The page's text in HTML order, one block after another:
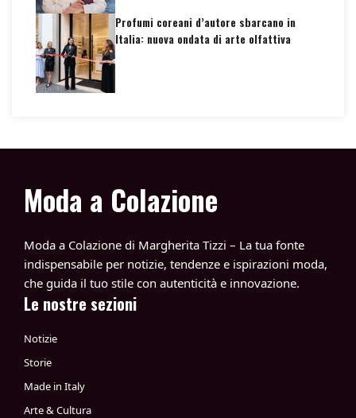
Profumi coreani d’autore sbarcano in
Italia: nuova ondata di arte olfattiva
Moda a Colazione
Moda a Colazione di Margherita Tizzi – La tua fonte
indispensabile per notizie, tendenze e ispirazioni moda,
che guida il tuo stile con autenticità e innovazione.
Le nostre sezioni
Notizie
Storie
Made in Italy
Arte & Cultura